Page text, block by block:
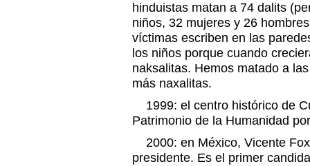
hinduistas matan a 74 dalits
niños, 32 mujeres y 26
víctimas escriben en las
los niños porque cuando
naksalitas. Hemos matado a
más naxalitas.
1999: el centro histórico de
Patrimonio de la Humanidad
2000: en México, Vicente
presidente. Es el primer